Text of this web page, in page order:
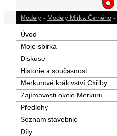
Modely - Modely Mirka Černého -
Úvod
Moje sbírka
Diskuse
Historie a současnost
Merkurové království Chřiby
Zajímavosti okolo Merkuru
Předlohy
Seznam stavebnic
Díly